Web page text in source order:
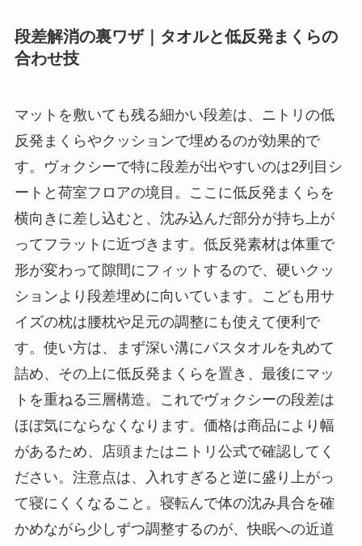
段差解消の裏ワザ｜タオルと低反発まくらの
合わせ技
マットを敷いても残る細かい段差は、ニトリの低
反発まくらやクッションで埋めるのが効果的で
す。ヴォクシーで特に段差が出やすいのは2列目シ
ートと荷室フロアの境目。ここに低反発まくらを
横向きに差し込むと、沈み込んだ部分が持ち上が
ってフラットに近づきます。低反発素材は体重で
形が変わって隙間にフィットするので、硬いクッ
ションより段差埋めに向いています。こども用サ
イズの枕は腰枕や足元の調整にも使えて便利で
す。使い方は、まず深い溝にバスタオルを丸めて
詰め、その上に低反発まくらを置き、最後にマッ
トを重ねる三層構造。これでヴォクシーの段差は
ほぼ気にならなくなります。価格は商品により幅
があるため、店頭またはニトリ公式で確認してく
ださい。注意点は、入れすぎると逆に盛り上がっ
て寝にくくなること。寝転んで体の沈み具合を確
かめながら少しずつ調整するのが、快眠への近道